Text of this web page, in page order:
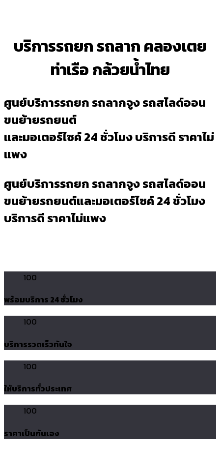
บริการรถยก รถลาก คลองเตย
ท่าเรือ กล้วยน้ำไทย
ศูนย์บริการรถยก รถลากจูง รถสไลด์ออน
ขนย้ายรถยนต์
และมอเตอร์ไซค์ 24 ชั่วโมง บริการดี ราคาไม่
แพง
ศูนย์บริการรถยก รถลากจูง รถสไลด์ออน
ขนย้ายรถยนต์และมอเตอร์ไซค์ 24 ชั่วโมง
บริการดี ราคาไม่แพง
100
พร้อมบริการ 24 ชั่วโมง
100
บริการรวดเร็วทันใจ
100
ให้บริการทั่วประเทศ
100
ราคาเป็นกันเอง